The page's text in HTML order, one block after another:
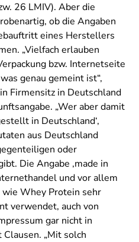
26 LMIV). Aber die
ob die Angaben
eines Herstellers
„Vielfach erlauben
bzw. Internetseite
genau gemeint ist“,
Firmensitz in Deutschland
„Wer aber damit
in Deutschland‘,
aus Deutschland
oder
Die Angabe ,made in
und vor allem
Whey Protein sehr
verwendet, auch von
gar nicht in
„Mit solch